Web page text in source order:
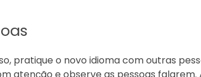
pratique o novo idioma com outras
atenção e observe as pessoas falarem.